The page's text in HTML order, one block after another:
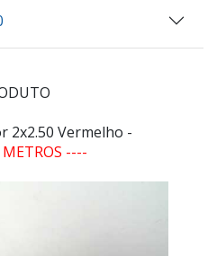
2x2.50 Vermelho -
----